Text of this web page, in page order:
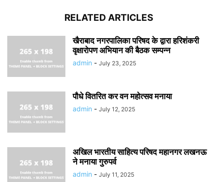
RELATED ARTICLES
खैराबाद नगरपालिका परिषद के द्वारा हरिशंकरी
वृक्षारोपण अभियान की बैठक सम्पन्न
admin - July 23, 2025
पौधे वितरित कर वन महोत्सव मनाया
admin - July 12, 2025
अखिल भारतीय साहित्य परिषद महानगर लखनऊ
ने मनाया गुरुपर्व
admin - July 11, 2025